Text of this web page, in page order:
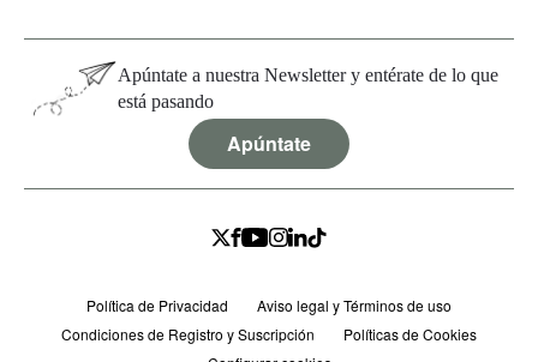
Apúntate a nuestra Newsletter y entérate de lo que
está pasando
Apúntate
Política de Privacidad
Aviso legal y Términos de uso
Condiciones de Registro y Suscripción
Políticas de Cookies